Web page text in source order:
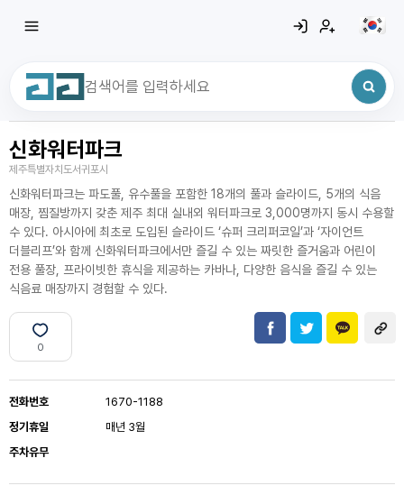
최근 검색어
신화워터파크
제주특별자치도서귀포시
신화워터파크는 파도풀, 유수풀을 포함한 18개의 풀과 슬라이드, 5개의 식음
매장, 찜질방까지 갖춘 제주 최대 실내외 워터파크로 3,000명까지 동시 수용할
수 있다. 아시아에 최초로 도입된 슬라이드 ‘슈퍼 크리퍼코일’과 ‘자이언트
더블리프’와 함께 신화워터파크에서만 즐길 수 있는 짜릿한 즐거움과 어린이
전용 풀장, 프라이빗한 휴식을 제공하는 카바나, 다양한 음식을 즐길 수 있는
식음료 매장까지 경험할 수 있다.
0
전화번호
1670-1188
정기휴일
매년 3월
주차유무